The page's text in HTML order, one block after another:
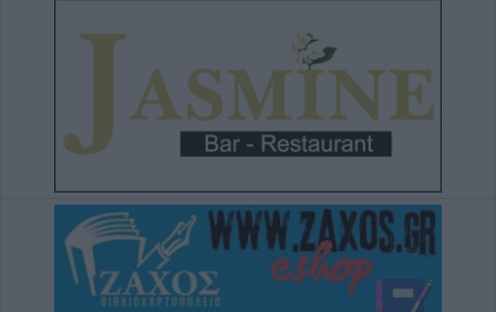
Νεκρός 24χρονος ποδοσφαιριστής
5 Αυγούστου 2026, 22:35
Εγκρίθηκε η προγραμματική σύμβαση για
την εκπόνηση της μελέτης ανακατασκευής
της ιστορικής Γέφυρας Κοράκου
5 Αυγούστου 2026, 20:54
Κάηκε ολοσχερώς αυτοκίνητο στην περιοχή
του Μορφοβουνίου
5 Αυγούστου 2026, 20:50